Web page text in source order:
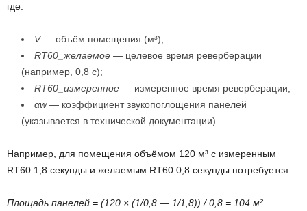
где:
V— объём помещения (м³);
RT60_желаемое — целевое время реверберации
(например, 0,8 с);
RT60_измеренное — измеренное время реверберации;
αw— коэффициент звукопоглощения панелей
(указывается в технической документации).
Например, для помещения объёмом 120 м³ с измеренным
RT60 1,8 секунды и желаемым RT60 0,8 секунды потребуется:
Площадь панелей = (120 × (1/0,8 — 1/1,8)) / 0,8 = 104 м²